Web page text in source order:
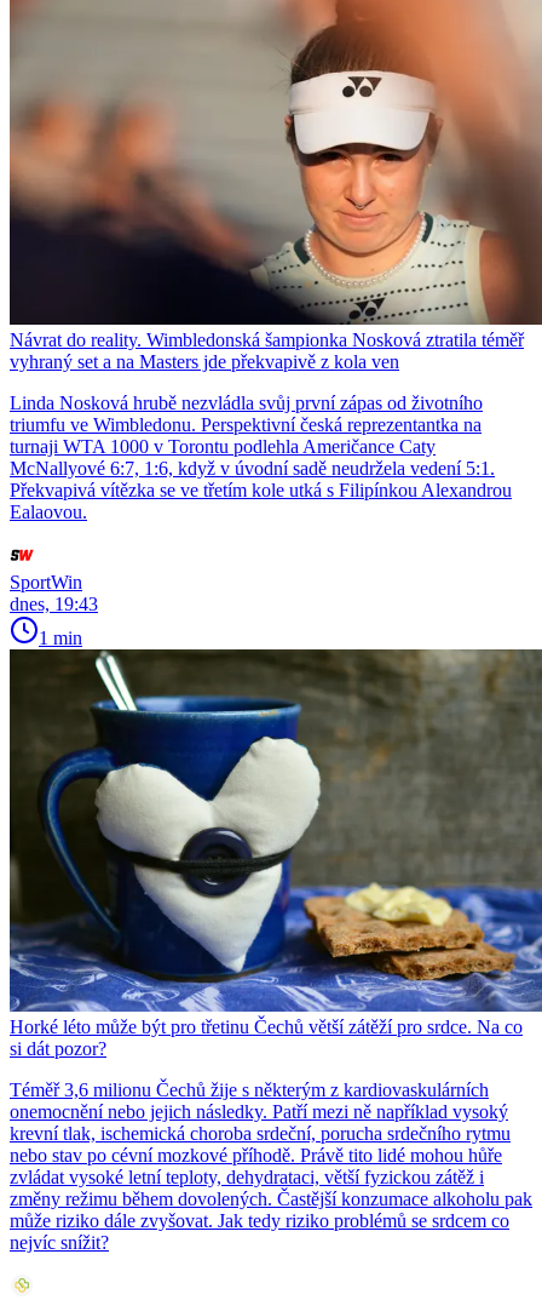
Návrat do reality. Wimbledonská šampionka Nosková ztratila téměř
vyhraný set a na Masters jde překvapivě z kola ven
Linda Nosková hrubě nezvládla svůj první zápas od životního
triumfu ve Wimbledonu. Perspektivní česká reprezentantka na
turnaji WTA 1000 v Torontu podlehla Američance Caty
McNallyové 6:7, 1:6, když v úvodní sadě neudržela vedení 5:1.
Překvapivá vítězka se ve třetím kole utká s Filipínkou Alexandrou
Ealaovou.
SportWin
dnes, 19:43
1 min
Horké léto může být pro třetinu Čechů větší zátěží pro srdce. Na co
si dát pozor?
Téměř 3,6 milionu Čechů žije s některým z kardiovaskulárních
onemocnění nebo jejich následky. Patří mezi ně například vysoký
krevní tlak, ischemická choroba srdeční, porucha srdečního rytmu
nebo stav po cévní mozkové příhodě. Právě tito lidé mohou hůře
zvládat vysoké letní teploty, dehydrataci, větší fyzickou zátěž i
změny režimu během dovolených. Častější konzumace alkoholu pak
může riziko dále zvyšovat. Jak tedy riziko problémů se srdcem co
nejvíc snížit?